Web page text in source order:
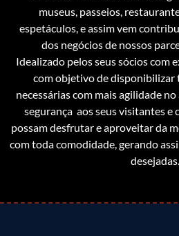
museus, passeios,
espetáculos, e assim vem
dos negócios de nossos
Idealizado pelos seus sócios com
com objetivo de disponibilizar
necessárias com mais agilidade
segurança aos seus visitantes e
possam desfrutar e aproveitar da
com toda comodidade, gerando
desejadas.